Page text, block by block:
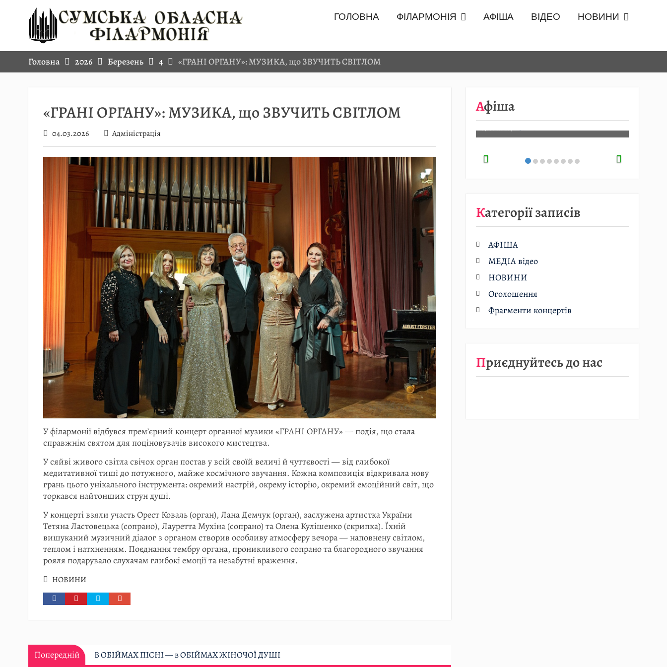
ГОЛОВНА ФІЛАРМОНІЯ АФІША ВІДЕО НОВИНИ
Головна 2026 Березень 4 «ГРАНІ ОРГАНУ»: МУЗИКА, що ЗВУЧИТЬ СВІТЛОМ
«ГРАНІ ОРГАНУ»: МУЗИКА, що ЗВУЧИТЬ СВІТЛОМ
04.03.2026 Адміністрація
У філармонії відбувся прем’єрний концерт органної музики «ГРАНІ ОРГАНУ» — подія, що стала
справжнім святом для поціновувачів високого мистецтва.
У сяйві живого світла свічок орган постав у всій своїй величі й чуттєвості — від глибокої
медитативної тиші до потужного, майже космічного звучання. Кожна композиція відкривала нову
грань цього унікального інструмента: окремий настрій, окрему історію, окремий емоційний світ, що
торкався найтонших струн душі.
У концерті взяли участь Орест Коваль (орган), Лана Демчук (орган), заслужена артистка України
Тетяна Ластовецька (сопрано), Лауретта Мухіна (сопрано) та Олена Кулішенко (скрипка). Їхній
вишуканий музичний діалог з органом створив особливу атмосферу вечора — наповнену світлом,
теплом і натхненням. Поєднання тембру органа, проникливого сопрано та благородного звучання
рояля подарувало слухачам глибокі емоції та незабутні враження.
НОВИНИ
Навігація
Попередній Попередній:
В ОБІЙМАХ ПІСНІ — в ОБІЙМАХ ЖІНОЧОЇ ДУШІ
Афіша
08.08
Детальніше…
Категорії записів
АФІША
МЕДІА відео
НОВИНИ
Оголошення
Фрагменти концертів
Приєднуйтесь до нас